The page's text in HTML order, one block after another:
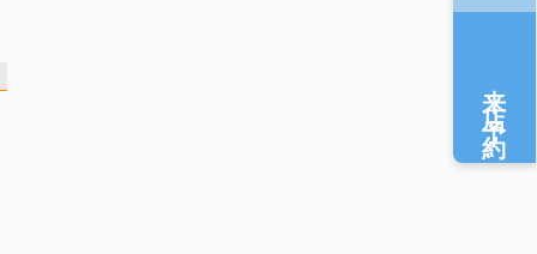
来店予約